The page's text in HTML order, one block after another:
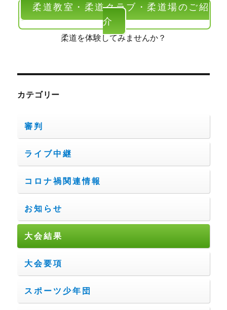
柔道教室・柔道クラブ・柔道場のご紹
介
柔道を体験してみませんか？
カテゴリー
審判
ライブ中継
コロナ禍関連情報
お知らせ
大会結果
大会要項
スポーツ少年団